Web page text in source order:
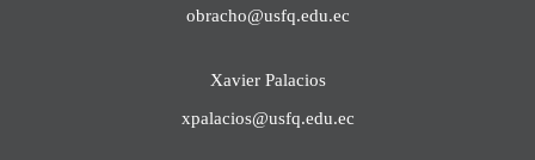
obracho@usfq.edu.ec
Xavier Palacios
xpalacios@usfq.edu.ec